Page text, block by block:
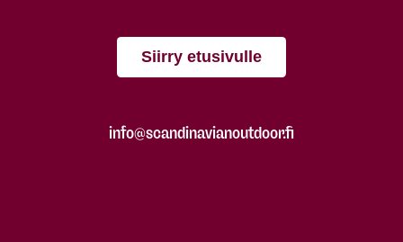
Siirry etusivulle
info@scandinavianoutdoor.fi